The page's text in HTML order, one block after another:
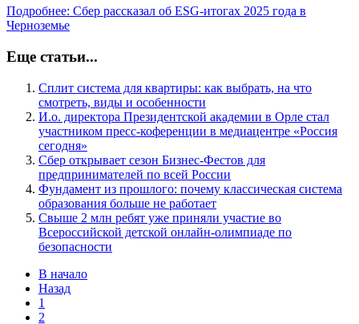
Подробнее: Сбер рассказал об ESG-итогах 2025 года в
Черноземье
Еще статьи...
Сплит система для квартиры: как выбрать, на что
смотреть, виды и особенности
И.о. директора Президентской академии в Орле стал
участником пресс-коференции в медиацентре «Россия
сегодня»
Сбер открывает сезон Бизнес-Фестов для
предпринимателей по всей России
Фундамент из прошлого: почему классическая система
образования больше не работает
Свыше 2 млн ребят уже приняли участие во
Всероссийской детской онлайн-олимпиаде по
безопасности
В начало
Назад
1
2